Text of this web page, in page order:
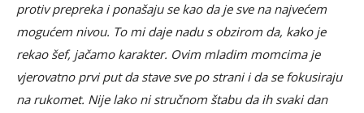
protiv prepreka i ponašaju se kao da je sve na najvećem
mogućem nivou. To mi daje nadu s obzirom da, kako je
rekao šef, jačamo karakter. Ovim mladim momcima je
vjerovatno prvi put da stave sve po strani i da se fokusiraju
na rukomet. Nije lako ni stručnom štabu da ih svaki dan